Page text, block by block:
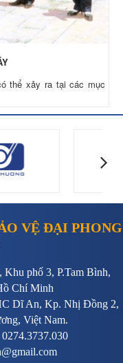
thể xảy ra tại các mục
VỆ ĐẠI PHONG
phố 3, P.Tam Bình,
Chí Minh
An, Kp. Nhị Đồng 2,
Việt Nam.